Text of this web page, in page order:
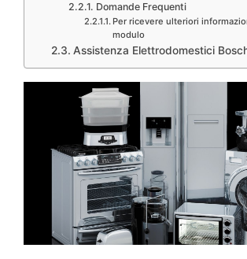
Domande Frequenti
Per ricevere ulteriori
modulo
Assistenza Elettrodomestici